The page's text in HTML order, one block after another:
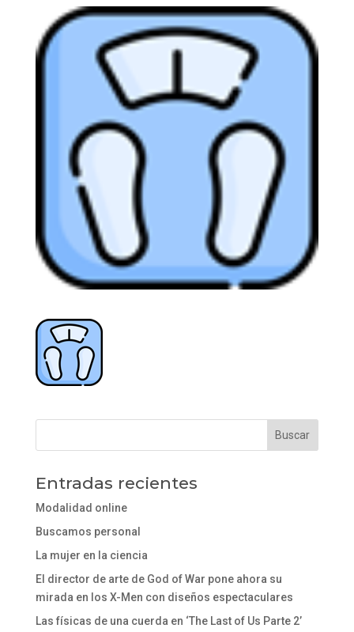
Entradas recientes
Modalidad online
Buscamos personal
La mujer en la ciencia
El director de arte de God of War pone ahora su
mirada en los X-Men con diseños espectaculares
Las físicas de una cuerda en ‘The Last of Us Parte 2’